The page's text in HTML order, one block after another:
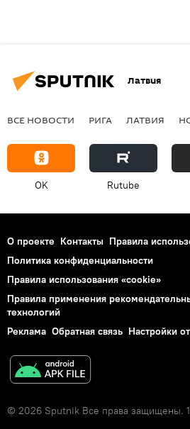
Латвия
ВСЕ НОВОСТИ РИГА ЛАТВИЯ
OK Rutube
О проекте Контакты Правила
Политика конфиденциальности
Правила использования «cookie»
Правила применения
технологий
Реклама Обратная связь Настройки
© 2026 Sputnik Все права защищены.